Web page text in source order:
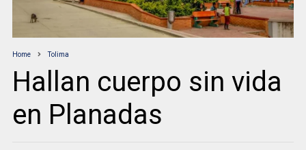
Home Tolima
Hallan cuerpo sin vida
en Planadas